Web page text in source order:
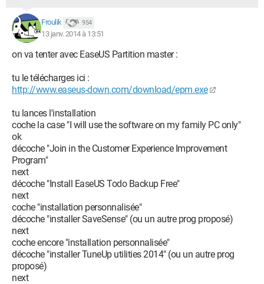
Froulik 954
13 janv. 2014 à 13:51
on va tenter avec EaseUS Partition master :
tu le télécharges ici :
http://www.easeus-down.com/download/epm.exe
tu lances l'installation
coche la case "I will use the software on my family PC only"
ok
décoche "Join in the Customer Experience Improvement
Program"
next
décoche "Install EaseUS Todo Backup Free"
next
coche "installation personnalisée"
décoche "installer SaveSense" (ou un autre prog proposé)
next
coche encore "installation personnalisée"
décoche "installer TuneUp utilities 2014" (ou un autre prog
proposé)
next